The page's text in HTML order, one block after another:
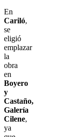
En
Cariló,
se
eligió
emplazar
la
obra
en
Boyero
y
Castaño,
Galería
Cilene,
ya